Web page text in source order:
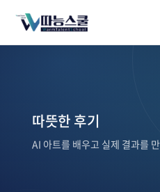
따뜻한 후기
AI 아트를 배우고 실제 결과를